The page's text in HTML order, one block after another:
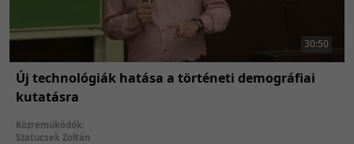
30:50
Új technológiák hatása a történeti demográfiai
kutatásra
Közreműködők:
Szatucsek Zoltán